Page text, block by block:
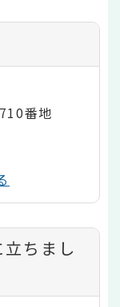
番地
ちまし